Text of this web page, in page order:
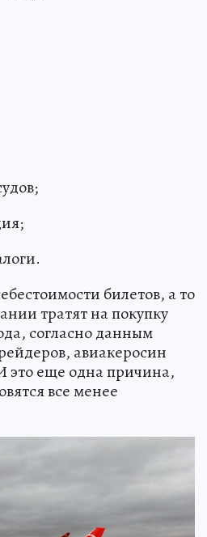
билетов, а то
тратят на покупку
согласно данным
авиакеросин
это еще одна причина,
все менее